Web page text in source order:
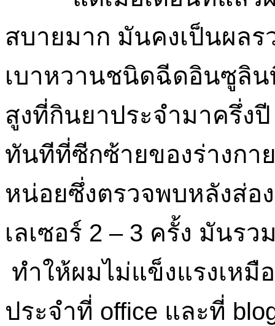
สบายมาก มันคงเป็นผล
เบาหวานชนิดฉีดอินซูลิ
สูงที่กินยาประจำมาครึ่ง
ทันทีที่ซีกซ้ายของร่างกา
หน่อยซึ่งตรวจพบหลังส่อ
เลเซอร์ 2 – 3 ครั้ง มันร
ทำให้ผมไม่แข็งแรงเหมื
ประจำที่ office และที่